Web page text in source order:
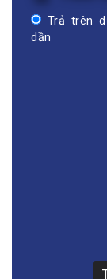
Trả trên
dần